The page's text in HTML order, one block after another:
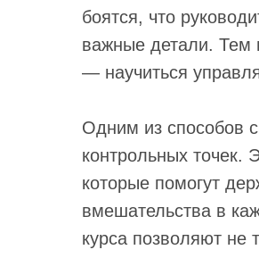
боятся, что
важные детали. Тем
— научиться
Одним из способов
контрольных точек.
которые помогут
вмешательства в
курса позволяют не